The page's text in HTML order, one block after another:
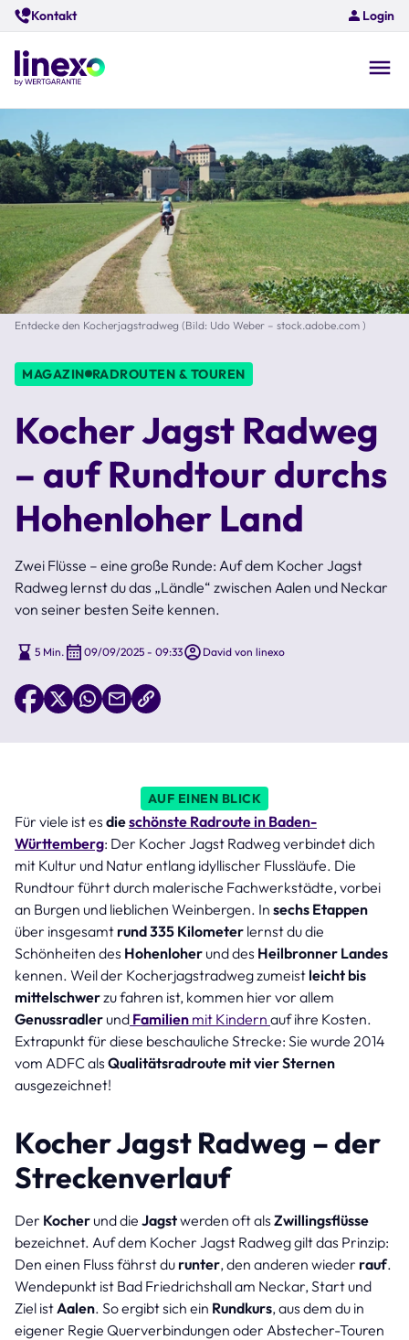
Skip
to
main
content
Kontakt Login
Entdecke den Kocherjagstradweg (Bild: Udo Weber – stock.adobe.com )
MAGAZIN RADROUTEN & TOUREN
Kocher Jagst Radweg
– auf Rundtour durchs
Hohenloher Land
Zwei Flüsse – eine große Runde: Auf dem Kocher Jagst
Radweg lernst du das „Ländle“ zwischen Aalen und Neckar
von seiner besten Seite kennen.
5 Min. 09/09/2025 - 09:33 David von linexo
AUF EINEN BLICK
Für viele ist es dieschönste Radroute in Baden-
Württemberg: Der Kocher Jagst Radweg verbindet dich
mit Kultur und Natur entlang idyllischer Flussläufe. Die
Rundtour führt durch malerische Fachwerkstädte, vorbei
an Burgen und lieblichen Weinbergen. In sechs Etappen
über insgesamt rund 335 Kilometer lernst du die
Schönheiten des Hohenloher und des Heilbronner Landes
kennen. Weil der Kocherjagstradweg zumeist leicht bis
mittelschwerzu fahren ist, kommen hier vor allem
Genussradler und Familien mit Kindern auf ihre Kosten.
Extrapunkt für diese beschauliche Strecke: Sie wurde 2014
vom ADFC als Qualitätsradroute mit vier Sternen
ausgezeichnet!
Kocher Jagst Radweg – der
Streckenverlauf
Der Kocher und die Jagstwerden oft als Zwillingsflüsse
bezeichnet. Auf dem Kocher Jagst Radweg gilt das Prinzip:
Den einen Fluss fährst du runter, den anderen wieder rauf.
Wendepunkt ist Bad Friedrichshall am Neckar, Start und
Ziel istAalen. So ergibt sich ein Rundkurs, aus dem du in
eigener Regie Querverbindungen oder Abstecher-Touren